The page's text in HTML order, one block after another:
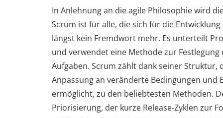
In Anlehnung an die agile Philosophie wird
Scrum ist für alle, die sich für die
längst kein Fremdwort mehr. Es unterteilt
und verwendet eine Methode zur
Aufgaben. Scrum zählt dank seiner Struktur,
Anpassung an veränderte Bedingungen und
ermöglicht, zu den beliebtesten Methoden.
Priorisierung, der kurze Release-Zyklen zur